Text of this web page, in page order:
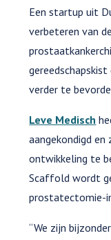
Een startup uit
verbeteren van
verder te
Leve Medisch
aangekondigd
ontwikkeling te
Scaffold wordt
prostatectomie-
“We zijn